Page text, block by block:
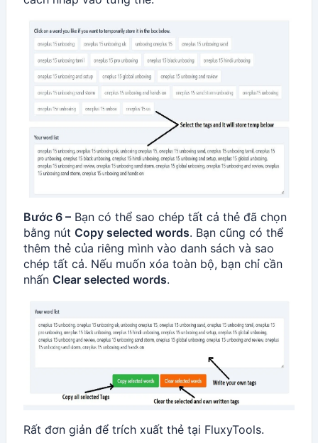
Bước 6 – Bạn có thể sao chép tất cả thẻ đã chọn
bằng nút Copy selected words. Bạn cũng có thể
thêm thẻ của riêng mình vào danh sách và sao
chép tất cả. Nếu muốn xóa toàn bộ, bạn chỉ cần
nhấn Clear selected words.
Rất đơn giản để trích xuất thẻ tại FluxyTools.